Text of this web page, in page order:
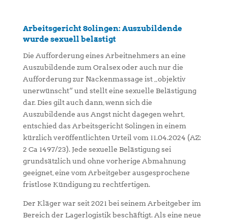
Arbeitsgericht Solingen: Auszubildende
wurde sexuell belästigt
Die Aufforderung eines Arbeitnehmers an eine
Auszubildende zum Oralsex oder auch nur die
Aufforderung zur Nackenmassage ist „objektiv
unerwünscht“ und stellt eine sexuelle Belästigung
dar. Dies gilt auch dann, wenn sich die
Auszubildende aus Angst nicht dagegen wehrt,
entschied das Arbeitsgericht Solingen in einem
kürzlich veröffentlichten Urteil vom 11.04.2024 (AZ:
2 Ca 1497/23). Jede sexuelle Belästigung sei
grundsätzlich und ohne vorherige Abmahnung
geeignet, eine vom Arbeitgeber ausgesprochene
fristlose Kündigung zu rechtfertigen.
Der Kläger war seit 2021 bei seinem Arbeitgeber im
Bereich der Lagerlogistik beschäftigt. Als eine neue